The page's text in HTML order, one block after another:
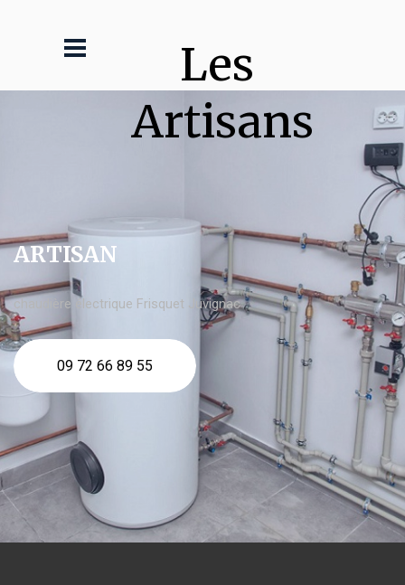
Les
Artisans
ARTISAN
chaudière électrique Frisquet Juvignac
09 72 66 89 55